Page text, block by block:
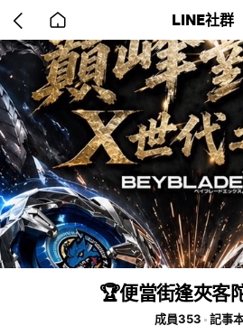
back
to
home
LINE社群
🏆便當街逢夾客
成員353
記事